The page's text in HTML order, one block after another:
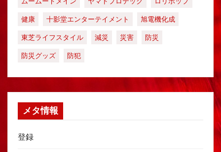
健康
十影堂エンターテイメント
旭電機化成
東芝ライフスタイル
減災 災害
防災
防災グッズ
防犯
メタ情報
登録